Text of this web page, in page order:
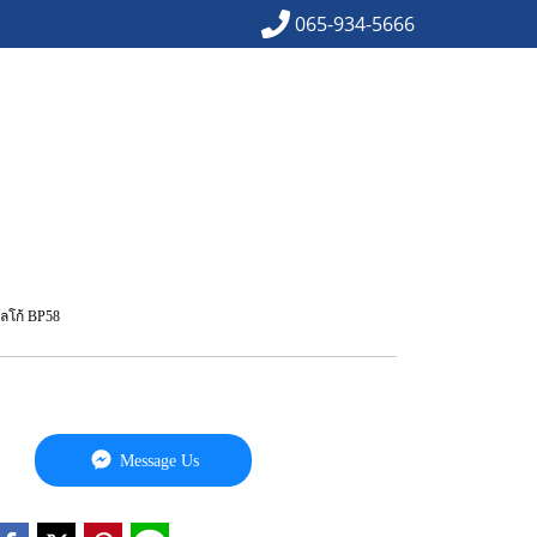
065-934-5666
โก้ BP58
Message Us